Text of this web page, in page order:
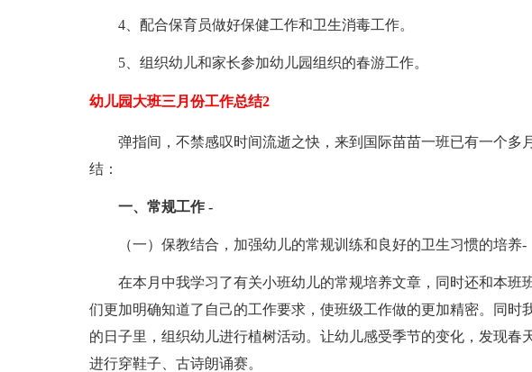
4、配合保育员做好保健工作和卫生消毒工作。
5、组织幼儿和家长参加幼儿园组织的春游工作。
幼儿园大班三月份工作总结2
弹指间，不禁感叹时间流逝之快，来到国际苗苗一班已有一个多
结：
一、常规工作 -
（一）保教结合，加强幼儿的常规训练和良好的卫生习惯的培养-
在本月中我学习了有关小班幼儿的常规培养文章，同时还和本班
们更加明确知道了自己的工作要求，使班级工作做的更加精密。同时
的日子里，组织幼儿进行植树活动。让幼儿感受季节的变化，发现春
进行穿鞋子、古诗朗诵赛。